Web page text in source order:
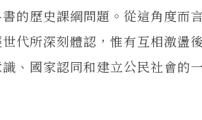
的歷史課綱問題。從這角度而
代所深刻體認，惟有互相激盪
、國家認同和建立公民社會的